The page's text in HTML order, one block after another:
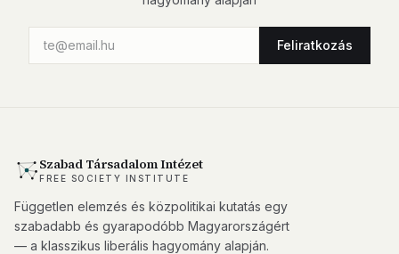
Feliratkozás
Szabad Társadalom Intézet
FREE SOCIETY INSTITUTE
Független elemzés és közpolitikai kutatás egy
szabadabb és gyarapodóbb Magyarországért
— a klasszikus liberális hagyomány alapján.